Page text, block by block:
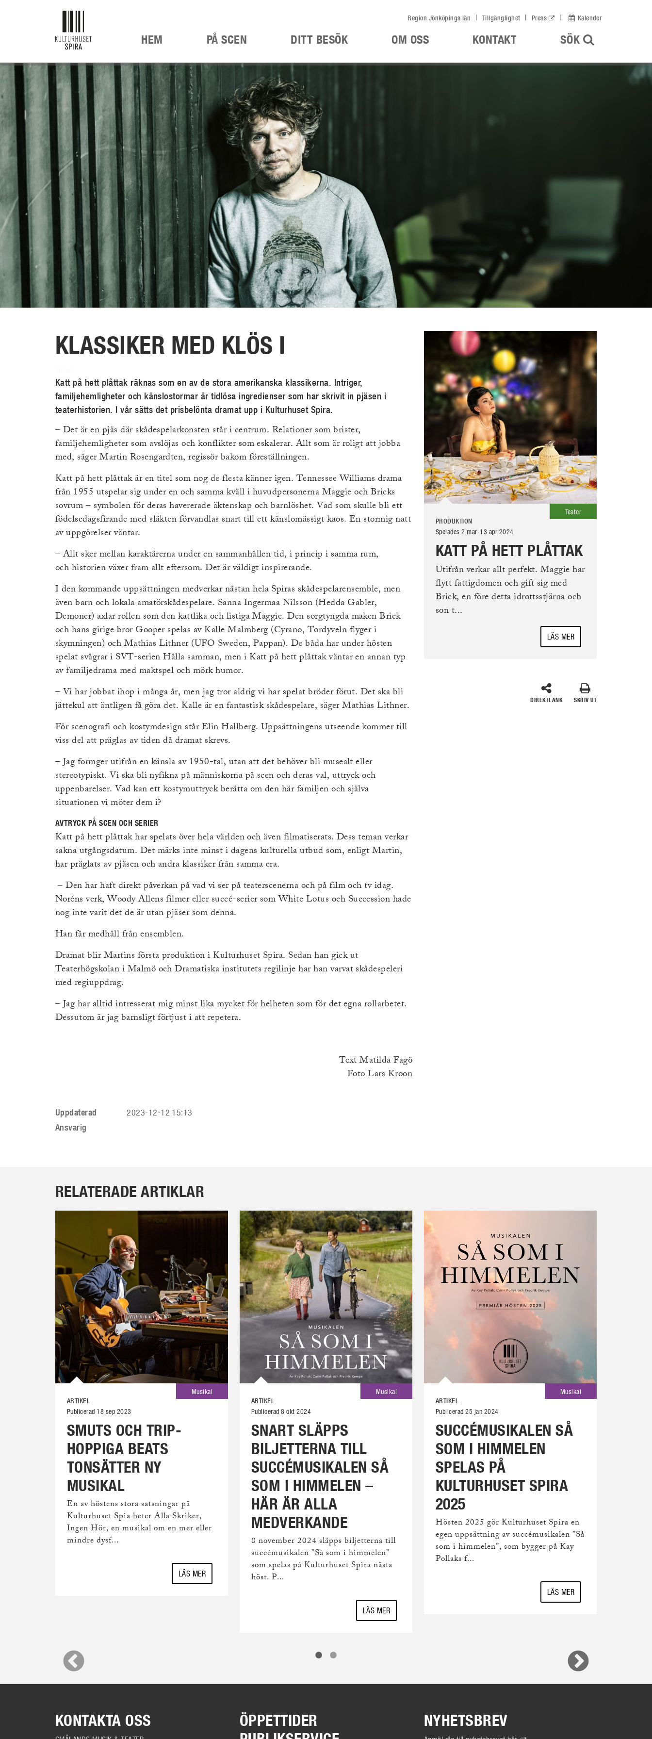
Region Jönköpings län Tillgänglighet Press Kalender
HEM PÅ SCEN DITT BESÖK OM OSS KONTAKT SÖK
KLASSIKER MED KLÖS I
Katt på hett plåttak räknas som en av de stora amerikanska klassikerna. Intriger,
familjehemligheter och känslostormar är tidlösa ingredienser som har skrivit in pjäsen i
teaterhistorien. I vår sätts det prisbelönta dramat upp i Kulturhuset Spira.
– Det är en pjäs där skådespelarkonsten står i centrum. Relationer som brister,
familjehemligheter som avslöjas och konflikter som eskalerar. Allt som är roligt att jobba
med, säger Martin Rosengardten, regissör bakom föreställningen.
Katt på hett plåttak är en titel som nog de flesta känner igen. Tennessee Williams drama
från 1955 utspelar sig under en och samma kväll i huvudpersonerna Maggie och Bricks
sovrum – symbolen för deras havererade äktenskap och barnlöshet. Vad som skulle bli ett
födelsedagsfirande med släkten förvandlas snart till ett känslomässigt kaos. En stormig natt
av uppgörelser väntar.
– Allt sker mellan karaktärerna under en sammanhållen tid, i princip i samma rum,
och historien växer fram allt eftersom. Det är väldigt inspirerande.
I den kommande uppsättningen medverkar nästan hela Spiras skådespelarensemble, men
även barn och lokala amatörskådespelare. Sanna Ingermaa Nilsson (Hedda Gabler,
Demoner) axlar rollen som den kattlika och listiga Maggie. Den sorgtyngda maken Brick
och hans girige bror Gooper spelas av Kalle Malmberg (Cyrano, Tordyveln flyger i
skymningen) och Mathias Lithner (UFO Sweden, Pappan). De båda har under hösten
spelat svågrar i SVT-serien Hålla samman, men i Katt på hett plåttak väntar en annan typ
av familjedrama med maktspel och mörk humor.
– Vi har jobbat ihop i många år, men jag tror aldrig vi har spelat bröder förut. Det ska bli
jättekul att äntligen få göra det. Kalle är en fantastisk skådespelare, säger Mathias Lithner.
För scenografi och kostymdesign står Elin Hallberg. Uppsättningens utseende kommer till
viss del att präglas av tiden då dramat skrevs.
– Jag formger utifrån en känsla av 1950-tal, utan att det behöver bli musealt eller
stereotypiskt. Vi ska bli nyfikna på människorna på scen och deras val, uttryck och
uppenbarelser. Vad kan ett kostymuttryck berätta om den här familjen och själva
situationen vi möter dem i?
AVTRYCK PÅ SCEN OCH SERIER
Katt på hett plåttak har spelats över hela världen och även filmatiserats. Dess teman verkar
sakna utgångsdatum. Det märks inte minst i dagens kulturella utbud som, enligt Martin,
har präglats av pjäsen och andra klassiker från samma era.
– Den har haft direkt påverkan på vad vi ser på teaterscenerna och på film och tv idag.
Noréns verk, Woody Allens filmer eller succé-serier som White Lotus och Succession hade
nog inte varit det de är utan pjäser som denna.
Han får medhåll från ensemblen.
Dramat blir Martins första produktion i Kulturhuset Spira. Sedan han gick ut
Teaterhögskolan i Malmö och Dramatiska institutets regilinje har han varvat skådespeleri
med regiuppdrag.
– Jag har alltid intresserat mig minst lika mycket för helheten som för det egna rollarbetet.
Dessutom är jag barnsligt förtjust i att repetera.
Text Matilda Fagö
Foto Lars Kroon
Uppdaterad 2023-12-12 15:13
Ansvarig
Teater
PRODUKTION
Spelades 2 mar-13 apr 2024
KATT PÅ HETT PLÅTTAK
Utifrån verkar allt perfekt. Maggie har
flytt fattigdomen och gift sig med
Brick, en före detta idrottsstjärna och
son t...
LÄS MER
DIREKTLÄNK SKRIV UT
RELATERADE ARTIKLAR
Musikal
ARTIKEL
Publicerad 18 sep 2023
SMUTS OCH TRIP-
HOPPIGA BEATS
TONSÄTTER NY
MUSIKAL
En av höstens stora satsningar på
Kulturhuset Spia heter Alla Skriker,
Ingen Hör, en musikal om en mer eller
mindre dysf...
LÄS MER
Musikal
ARTIKEL
Publicerad 8 okt 2024
SNART SLÄPPS
BILJETTERNA TILL
SUCCÉMUSIKALEN SÅ
SOM I HIMMELEN –
HÄR ÄR ALLA
MEDVERKANDE
8 november 2024 släpps biljetterna till
succémusikalen ”Så som i himmelen”
som spelas på Kulturhuset Spira nästa
höst. P...
LÄS MER
Musikal
ARTIKEL
Publicerad 25 jan 2024
SUCCÉMUSIKALEN SÅ
SOM I HIMMELEN
SPELAS PÅ
KULTURHUSET SPIRA
2025
Hösten 2025 gör Kulturhuset Spira en
egen uppsättning av succémusikalen ”Så
som i himmelen”, som bygger på Kay
Pollaks f...
LÄS MER
KONTAKTA OSS
ÖPPETTIDER
NYHETSBREV